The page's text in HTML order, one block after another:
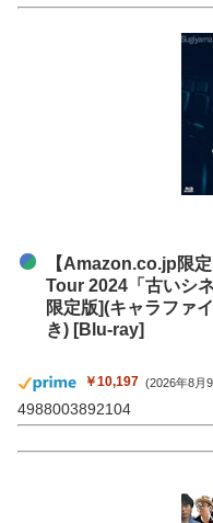
【Amazon.co.jp限
Tour 2024「古いシ
限定版](キャラファ
き) [Blu-ray]
￥10,197 (2026年8月
4988003892104